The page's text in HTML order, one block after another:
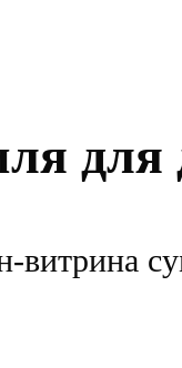
для
витрина